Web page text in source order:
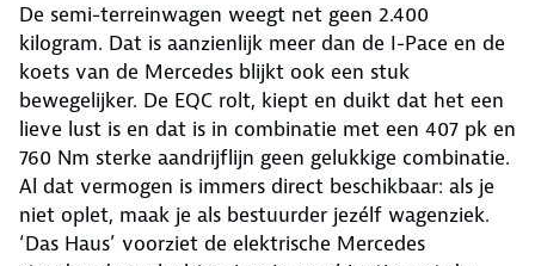
De semi-terreinwagen weegt net geen 2.400
kilogram. Dat is aanzienlijk meer dan de I-Pace en de
koets van de Mercedes blijkt ook een stuk
bewegelijker. De EQC rolt, kiept en duikt dat het een
lieve lust is en dat is in combinatie met een 407 pk en
760 Nm sterke aandrijflijn geen gelukkige combinatie.
Al dat vermogen is immers direct beschikbaar: als je
niet oplet, maak je als bestuurder jezélf wagenziek.
‘Das Haus’ voorziet de elektrische Mercedes